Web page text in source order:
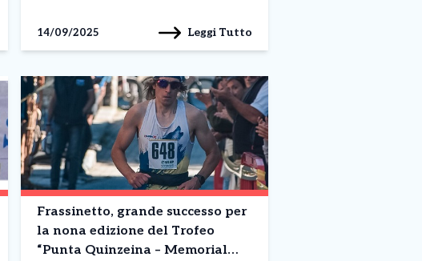
14/09/2025 Leggi Tutto
Frassinetto, grande successo per
la nona edizione del Trofeo
“Punta Quinzeina – Memorial